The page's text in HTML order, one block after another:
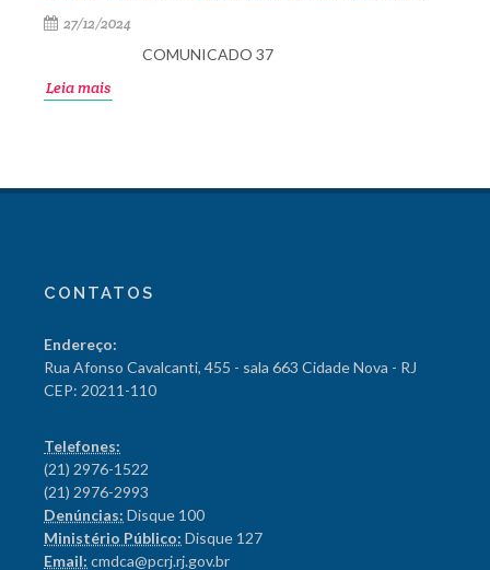
27/12/2024
COMUNICADO 37
Leia mais
CONTATOS
Endereço:
Rua Afonso Cavalcanti, 455 - sala 663 Cidade Nova - RJ
CEP: 20211-110
Telefones:
(21) 2976-1522
(21) 2976-2993
Denúncias: Disque 100
Ministério Público: Disque 127
Email: cmdca@pcrj.rj.gov.br